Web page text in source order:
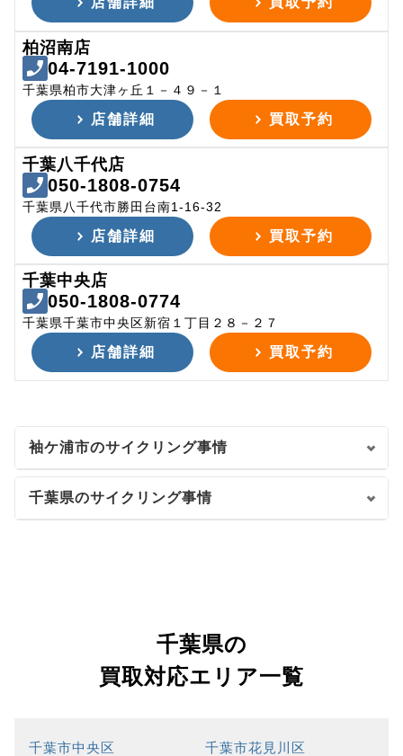
柏沼南店
04-7191-1000
千葉県柏市大津ヶ丘１－４９－１
店舗詳細 買取予約
千葉八千代店
050-1808-0754
千葉県八千代市勝田台南1-16-32
店舗詳細 買取予約
千葉中央店
050-1808-0774
千葉県千葉市中央区新宿１丁目２８－２７
店舗詳細 買取予約
袖ケ浦市のサイクリング事情
千葉県のサイクリング事情
千葉県の
買取対応エリア一覧
千葉市中央区 千葉市花見川区